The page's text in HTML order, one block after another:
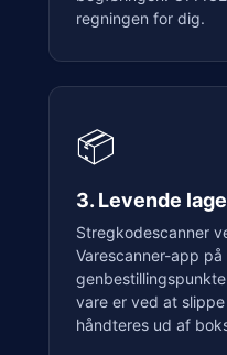
regningen for dig.
📦
3. Levende
Stregkodescanner
Varescanner-app
vare er ved at
håndteres ud af